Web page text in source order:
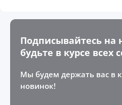
Подписывайтесь на
будьте в курсе всех
Мы будем держать вас в
новинок!